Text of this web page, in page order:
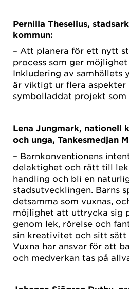
Pernilla Theselius,
kommun:
– Att planera för ett nytt
process som ger
Inkludering av samhällets
är viktigt ur flera aspekter
symbolladdat projekt som
Lena Jungmark, nationell
och unga, Tankesmedjan
– Barnkonventionens
delaktighet och rätt till
handling och bli en
stadsutvecklingen. Barns
detsamma som vuxnas,
möjlighet att uttrycka sig
genom lek, rörelse och
sin kreativitet och sitt sätt
Vuxna har ansvar för att
och medverkan tas på